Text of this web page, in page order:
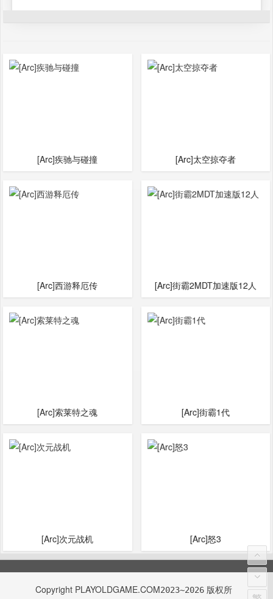
[Arc]疾驰与碰撞 [Arc]太空掠夺者
[Arc]西游释厄传 [Arc]街霸2MDT加速版12人
[Arc]索莱特之魂 [Arc]街霸1代
[Arc]次元战机 [Arc]怒3
Copyright PLAYOLDGAME.COM2023~2026 版权所